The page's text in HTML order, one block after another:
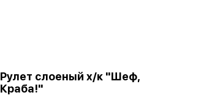
Рулет слоеный х/к "Шеф,
Краба!"